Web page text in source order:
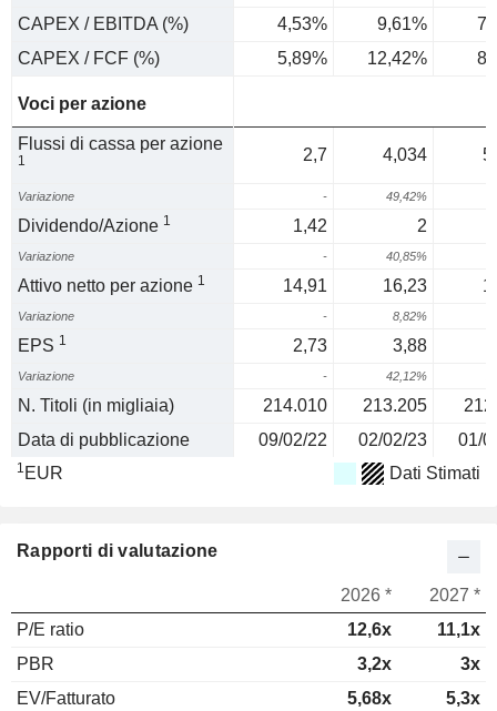
CAPEX / EBITDA (%)
4,53% 9,61%
CAPEX / FCF (%)
5,89% 12,42%
Voci per azione
Flussi di cassa per azione
1 2,7 4,034
Variazione - 49,42%
Dividendo/Azione 1 1,42 2
Variazione - 40,85%
Attivo netto per azione 1 14,91 16,23
Variazione - 8,82%
EPS 1 2,73 3,88
Variazione - 42,12%
N. Titoli (in migliaia) 214.010 213.205
Data di pubblicazione
09/02/22 02/02/23 01/
1 EUR Dati Stimati
Rapporti di valutazione
2026 *
2027 *
P/E ratio
12,6x
11,1x
PBR
3,2x
3x
EV/Fatturato
5,68x 5,3x